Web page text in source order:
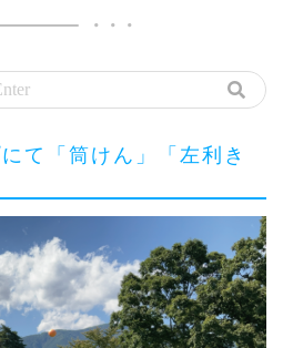
て「筒けん」「左利き